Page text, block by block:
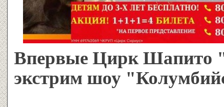
Впервые Цирк Шапито
экстрим шоу